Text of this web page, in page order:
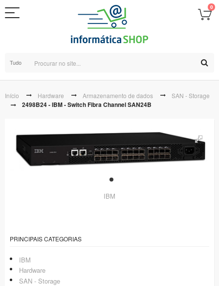
0
Tudo
Início Hardware Armazenamento de dados SAN - Storage
2498B24 - IBM - Switch Fibra Channel SAN24B
IBM
PRINCIPAIS CATEGORIAS
IBM
Hardware
SAN - Storage